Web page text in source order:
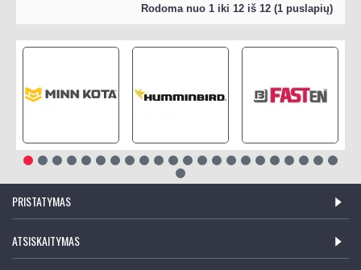
Rodoma nuo 1 iki 12 iš 12 (1 puslapių)
PRISTATYMAS
ATSISKAITYMAS